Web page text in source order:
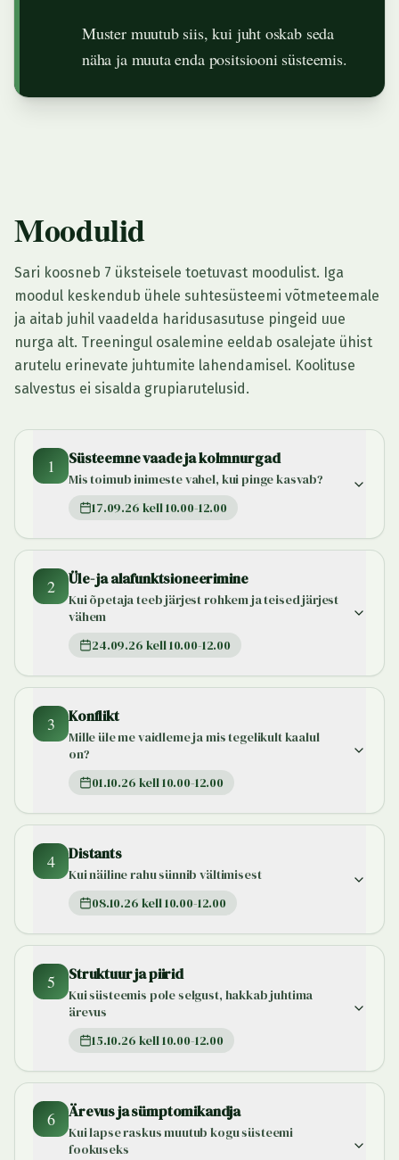
Muster muutub siis, kui juht oskab seda
näha ja muuta enda positsiooni süsteemis.
Moodulid
Sari koosneb 7 üksteisele toetuvast moodulist. Iga
moodul keskendub ühele suhtesüsteemi võtmeteemale
ja aitab juhil vaadelda haridusasutuse pingeid uue
nurga alt. Treeningul osalemine eeldab osalejate ühist
arutelu erinevate juhtumite lahendamisel. Koolituse
salvestus ei sisalda grupiarutelusid.
1 Süsteemne vaade ja kolmnurgad
Mis toimub inimeste vahel, kui pinge kasvab?
17.09.26 kell 10.00-12.00
2 Üle- ja alafunktsioneerimine
Kui õpetaja teeb järjest rohkem ja teised järjest
vähem
24.09.26 kell 10.00-12.00
3 Konflikt
Mille üle me vaidleme ja mis tegelikult kaalul
on?
01.10.26 kell 10.00-12.00
4 Distants
Kui näiline rahu sünnib vältimisest
08.10.26 kell 10.00-12.00
5 Struktuur ja piirid
Kui süsteemis pole selgust, hakkab juhtima
ärevus
15.10.26 kell 10.00-12.00
6 Ärevus ja sümptomikandja
Kui lapse raskus muutub kogu süsteemi
fookuseks